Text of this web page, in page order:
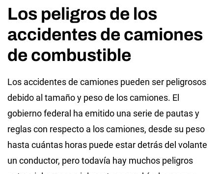
Los peligros de los
accidentes de camiones
de combustible
Los accidentes de camiones pueden ser peligrosos
debido al tamaño y peso de los camiones. El
gobierno federal ha emitido una serie de pautas y
reglas con respecto a los camiones, desde su peso
hasta cuántas horas puede estar detrás del volante
un conductor, pero todavía hay muchos peligros